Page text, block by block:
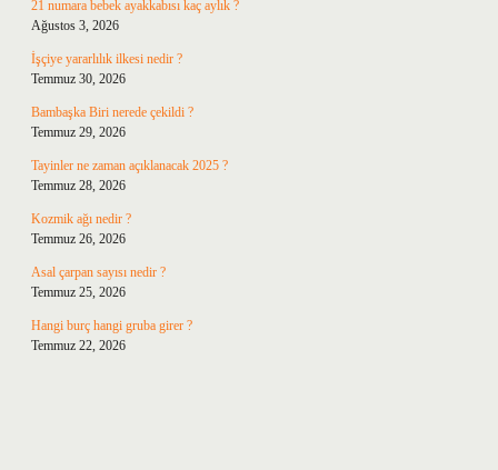
21 numara bebek ayakkabısı kaç aylık ?
Ağustos 3, 2026
İşçiye yararlılık ilkesi nedir ?
Temmuz 30, 2026
Bambaşka Biri nerede çekildi ?
Temmuz 29, 2026
Tayinler ne zaman açıklanacak 2025 ?
Temmuz 28, 2026
Kozmik ağı nedir ?
Temmuz 26, 2026
Asal çarpan sayısı nedir ?
Temmuz 25, 2026
Hangi burç hangi gruba girer ?
Temmuz 22, 2026